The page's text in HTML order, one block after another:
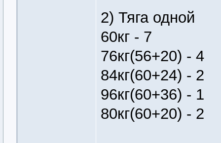
2) Тяга одной
60кг - 7
76кг(56+20) - 4
84кг(60+24) - 2
96кг(60+36) - 1
80кг(60+20) - 2